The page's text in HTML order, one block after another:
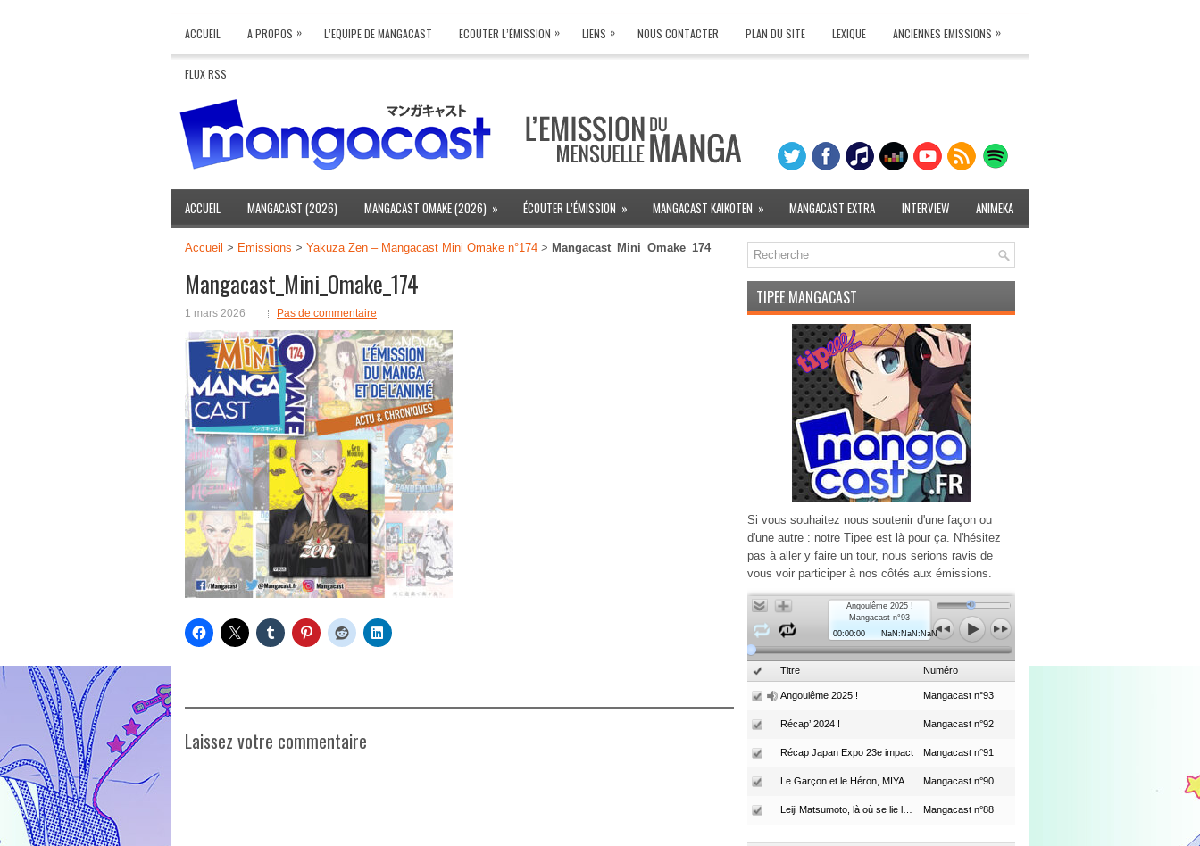
ACCUEIL A PROPOS » L’EQUIPE DE MANGACAST ECOUTER L’ÉMISSION » LIENS » NOUS CONTACTER PLAN DU SITE LEXIQUE ANCIENNES EMISSIONS »
FLUX RSS
ACCUEIL MANGACAST (2026) MANGACAST OMAKE (2026) » ÉCOUTER L’ÉMISSION » MANGACAST KAIKOTEN » MANGACAST EXTRA INTERVIEW ANIMEKA
Accueil > Emissions > Yakuza Zen – Mangacast Mini Omake n°174 > Mangacast_Mini_Omake_174
Mangacast_Mini_Omake_174
1 mars 2026 Pas de commentaire
Laissez votre commentaire
TIPEE MANGACAST
Si vous souhaitez nous soutenir d'une façon ou
d'une autre : notre Tipee est là pour ça. N'hésitez
pas à aller y faire un tour, nous serions ravis de
vous voir participer à nos côtés aux émissions.
Angoulême 2025 !
Mangacast n°93
00:00:00
NaN:NaN:NaN
Titre Numéro
Angoulême 2025 ! Mangacast n°93
Récap’ 2024 ! Mangacast n°92
Récap Japan Expo 23e impact Mangacast n°91
Mangacast n°90
Mangacast n°88